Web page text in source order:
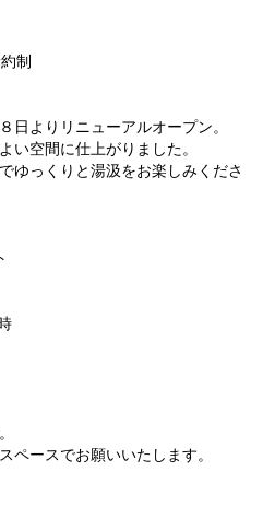
約制
日よりリニューアルオープン。
い空間に仕上がりました。
ゆっくりと湯汲をお楽しみくださ
ペースでお願いいたします。